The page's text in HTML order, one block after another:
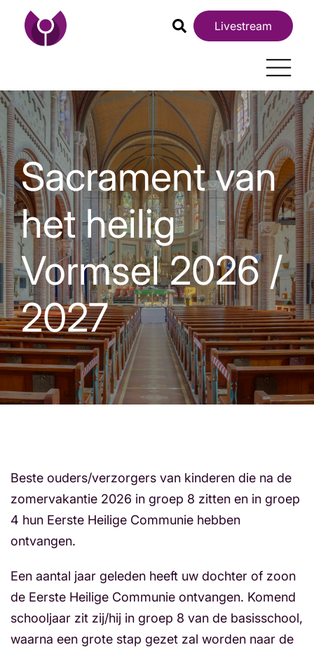
Livestream
Sacrament van
het heilig
Vormsel 2026 /
2027
Beste ouders/verzorgers van kinderen die na de
zomervakantie 2026 in groep 8 zitten en in groep
4 hun Eerste Heilige Communie hebben
ontvangen.
Een aantal jaar geleden heeft uw dochter of zoon
de Eerste Heilige Communie ontvangen. Komend
schooljaar zit zij/hij in groep 8 van de basisschool,
waarna een grote stap gezet zal worden naar de